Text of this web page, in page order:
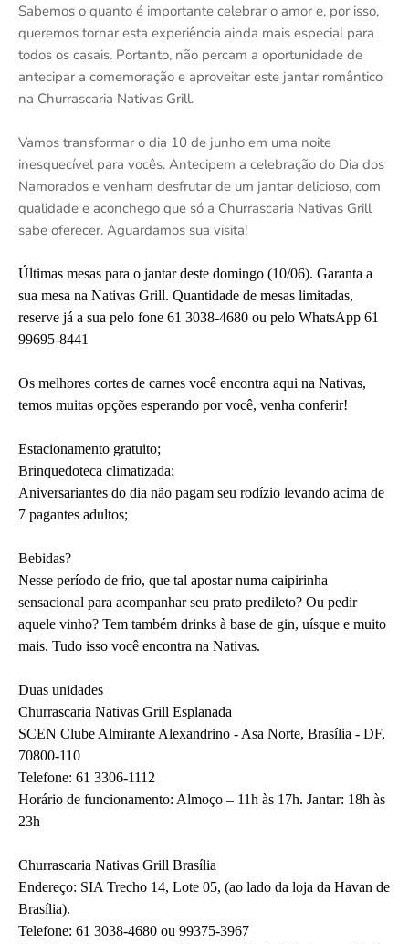
Sabemos o quanto é importante celebrar o amor e, por isso,
queremos tornar esta experiência ainda mais especial para
todos os casais. Portanto, não percam a oportunidade de
antecipar a comemoração e aproveitar este jantar romântico
na Churrascaria Nativas Grill.
Vamos transformar o dia 10 de junho em uma noite
inesquecível para vocês. Antecipem a celebração do Dia dos
Namorados e venham desfrutar de um jantar delicioso, com
qualidade e aconchego que só a Churrascaria Nativas Grill
sabe oferecer. Aguardamos sua visita!
Últimas mesas para o jantar deste domingo (10/06). Garanta a
sua mesa na Nativas Grill. Quantidade de mesas limitadas,
reserve já a sua pelo fone 61 3038-4680 ou pelo WhatsApp 61
99695-8441
Os melhores cortes de carnes você encontra aqui na Nativas,
temos muitas opções esperando por você, venha conferir!
Estacionamento gratuito;
Brinquedoteca climatizada;
Aniversariantes do dia não pagam seu rodízio levando acima de
7 pagantes adultos;
Bebidas?
Nesse período de frio, que tal apostar numa caipirinha
sensacional para acompanhar seu prato predileto? Ou pedir
aquele vinho? Tem também drinks à base de gin, uísque e muito
mais. Tudo isso você encontra na Nativas.
Duas unidades
Churrascaria Nativas Grill Esplanada
SCEN Clube Almirante Alexandrino - Asa Norte, Brasília - DF,
70800-110
Telefone: 61 3306-1112
Horário de funcionamento: Almoço – 11h às 17h. Jantar: 18h às
23h
Churrascaria Nativas Grill Brasília
Endereço: SIA Trecho 14, Lote 05, (ao lado da loja da Havan de
Brasília).
Telefone: 61 3038-4680 ou 99375-3967